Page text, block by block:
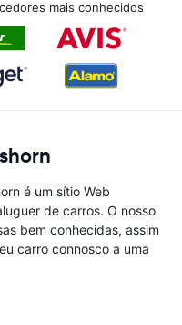
mais conhecidos
é um sítio Web
de carros. O nosso
bem conhecidas, assim
carro connosco a uma